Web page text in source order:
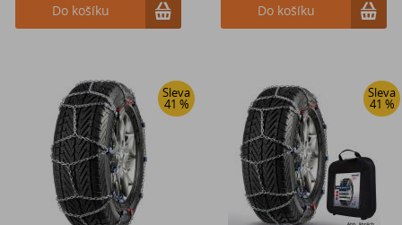
Do košíku
Do košíku
Sleva
41 %
Sleva
41 %